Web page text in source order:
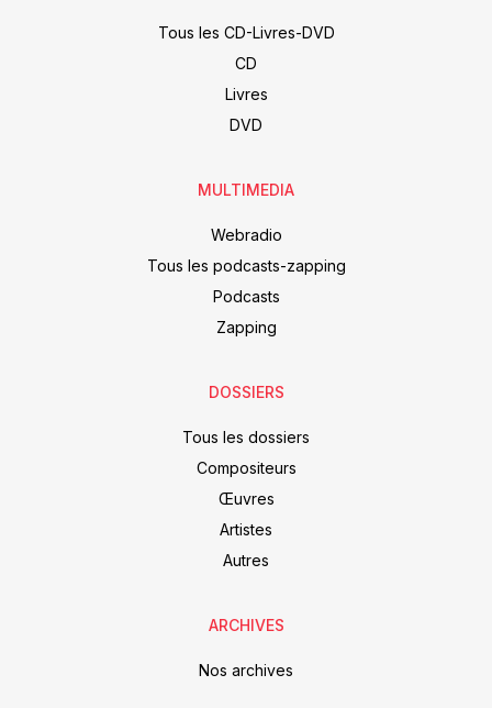
Tous les CD-Livres-DVD
CD
Livres
DVD
MULTIMEDIA
Webradio
Tous les podcasts-zapping
Podcasts
Zapping
DOSSIERS
Tous les dossiers
Compositeurs
Œuvres
Artistes
Autres
ARCHIVES
Nos archives